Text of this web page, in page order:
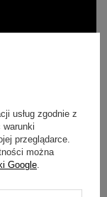
usług zgodnie z
warunki
przeglądarce.
można
Google